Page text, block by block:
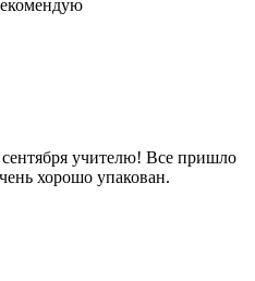
учителю! Все пришло
хорошо упакован.